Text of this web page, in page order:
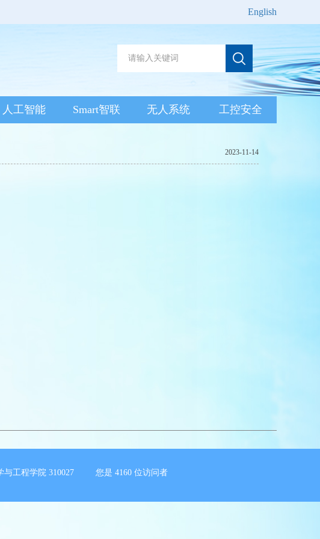
English
人工智能 Smart智联 无人系统 工控安全
2023-11-14
与工程学院 310027 您是 4160 位访问者